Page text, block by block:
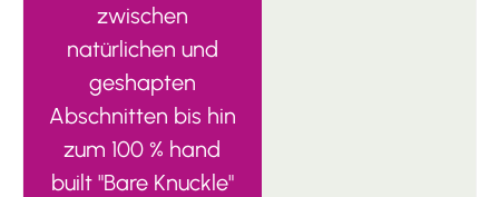
zwischen
natürlichen und
geshapten
Abschnitten bis hin
zum 100 % hand
built "Bare Knuckle"